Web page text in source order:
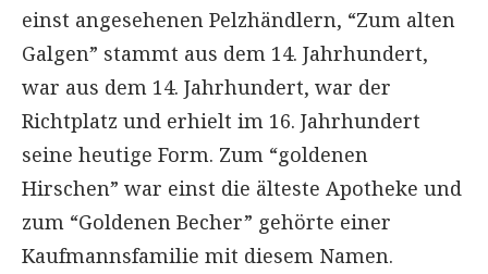
einst angesehenen Pelzhändlern, “Zum alten
Galgen” stammt aus dem 14. Jahrhundert,
war aus dem 14. Jahrhundert, war der
Richtplatz und erhielt im 16. Jahrhundert
seine heutige Form. Zum “goldenen
Hirschen” war einst die älteste Apotheke und
zum “Goldenen Becher” gehörte einer
Kaufmannsfamilie mit diesem Namen.